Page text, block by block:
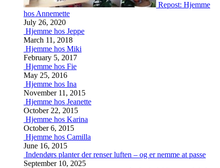
Repost: Hjemme
hos Annemette
July 26, 2020
Hjemme hos Jeppe
March 11, 2018
Hjemme hos Miki
February 5, 2017
Hjemme hos Fie
May 25, 2016
Hjemme hos Ina
November 11, 2015
Hjemme hos Jeanette
October 22, 2015
Hjemme hos Karina
October 6, 2015
Hjemme hos Camilla
June 16, 2015
Indendørs planter der renser luften – og er nemme at passe
September 10, 2025